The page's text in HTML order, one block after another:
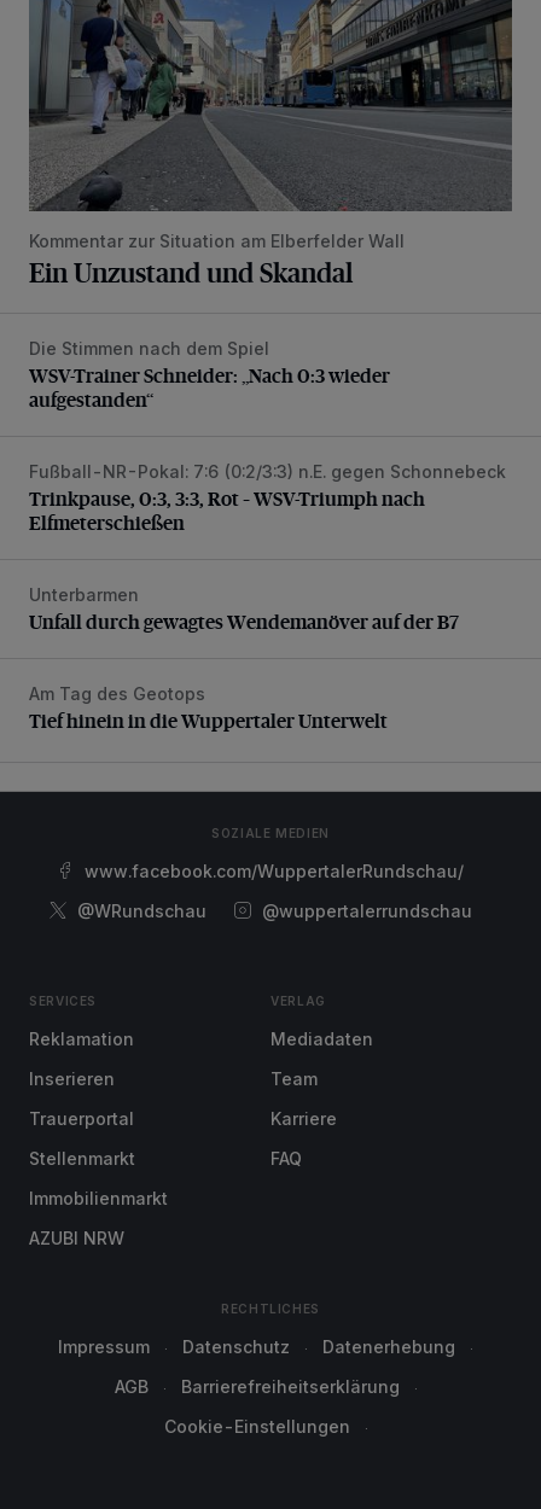
Kommentar zur Situation am Elberfelder Wall
Ein Unzustand und Skandal
WSV-Trainer Schneider: „Nach 0:3 wieder aufgestanden“
Die Stimmen nach dem Spiel
WSV-Trainer Schneider: „Nach 0:3 wieder
aufgestanden“
Trinkpause, 0:3, 3:3, Rot – WSV-Triumph nach
Fußball-NR-Pokal: 7:6 (0:2/3:3) n.E. gegen Schonnebeck
Trinkpause, 0:3, 3:3, Rot – WSV-Triumph nach
Elfmeterschießen
Unfall durch gewagtes Wendemanöver auf der B7
Unterbarmen
Unfall durch gewagtes Wendemanöver auf der B7
Tief hinein in die Wuppertaler Unterwelt
Am Tag des Geotops
Tief hinein in die Wuppertaler Unterwelt
SOZIALE MEDIEN
www.facebook.com/WuppertalerRundschau/
@WRundschau
@wuppertalerrundschau
SERVICES
Reklamation
Inserieren
Trauerportal
Stellenmarkt
Immobilienmarkt
AZUBI NRW
VERLAG
Mediadaten
Team
Karriere
FAQ
RECHTLICHES
Impressum Datenschutz
Datenerhebung
AGB
Barrierefreiheitserklärung
Cookie-Einstellungen